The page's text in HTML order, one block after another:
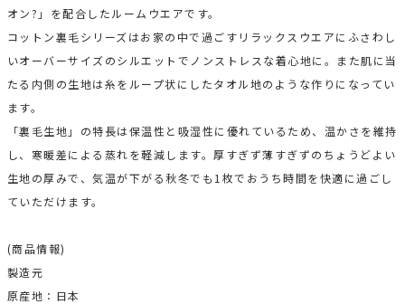
オン?」を配合したルームウエアです。
コットン裏毛シリーズはお家の中で過ごすリラックスウエアにふさわし
いオーバーサイズのシルエットでノンストレスな着心地に。また肌に当
たる内側の生地は糸をループ状にしたタオル地のような作りになってい
ます。
「裏毛生地」の特長は保温性と吸湿性に優れているため、温かさを維持
し、寒暖差による蒸れを軽減します。厚すぎず薄すぎずのちょうどよい
生地の厚みで、気温が下がる秋冬でも1枚でおうち時間を快適に過ごし
ていただけます。
(商品情報)
製造元
原産地：日本